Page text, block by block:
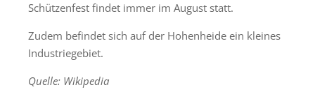
Schützenfest findet immer im August statt.
Zudem befindet sich auf der Hohenheide ein kleines
Industriegebiet.
Quelle: Wikipedia